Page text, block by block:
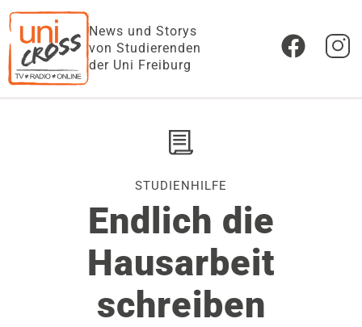
News und Storys
von Studierenden
der Uni Freiburg
STUDIENHILFE
Endlich die
Hausarbeit
schreiben